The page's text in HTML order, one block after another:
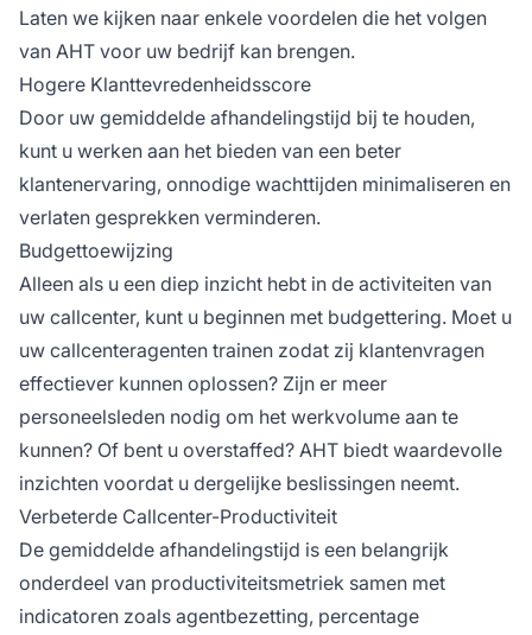
Laten we kijken naar enkele voordelen die het volgen
van AHT voor uw bedrijf kan brengen.
Hogere Klanttevredenheidsscore
Door uw gemiddelde afhandelingstijd bij te houden,
kunt u werken aan het bieden van een beter
klantenervaring, onnodige wachttijden minimaliseren en
verlaten gesprekken verminderen.
Budgettoewijzing
Alleen als u een diep inzicht hebt in de activiteiten van
uw callcenter, kunt u beginnen met budgettering. Moet u
uw callcenteragenten trainen zodat zij klantenvragen
effectiever kunnen oplossen? Zijn er meer
personeelsleden nodig om het werkvolume aan te
kunnen? Of bent u overstaffed? AHT biedt waardevolle
inzichten voordat u dergelijke beslissingen neemt.
Verbeterde Callcenter-Productiviteit
De gemiddelde afhandelingstijd is een belangrijk
onderdeel van productiviteitsmetriek samen met
indicatoren zoals agentbezetting, percentage